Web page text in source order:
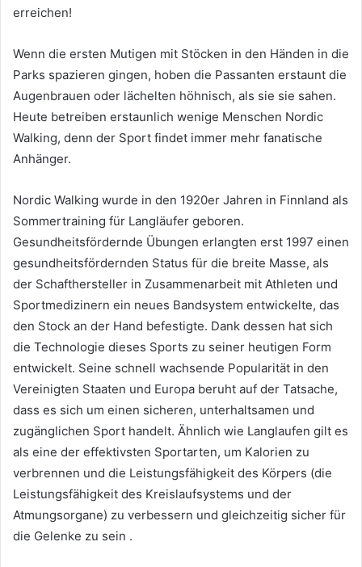
erreichen!
Wenn die ersten Mutigen mit Stöcken in den Händen in die
Parks spazieren gingen, hoben die Passanten erstaunt die
Augenbrauen oder lächelten höhnisch, als sie sie sahen.
Heute betreiben erstaunlich wenige Menschen Nordic
Walking, denn der Sport findet immer mehr fanatische
Anhänger.
Nordic Walking wurde in den 1920er Jahren in Finnland als
Sommertraining für Langläufer geboren.
Gesundheitsfördernde Übungen erlangten erst 1997 einen
gesundheitsfördernden Status für die breite Masse, als
der Schafthersteller in Zusammenarbeit mit Athleten und
Sportmedizinern ein neues Bandsystem entwickelte, das
den Stock an der Hand befestigte. Dank dessen hat sich
die Technologie dieses Sports zu seiner heutigen Form
entwickelt. Seine schnell wachsende Popularität in den
Vereinigten Staaten und Europa beruht auf der Tatsache,
dass es sich um einen sicheren, unterhaltsamen und
zugänglichen Sport handelt. Ähnlich wie Langlaufen gilt es
als eine der effektivsten Sportarten, um Kalorien zu
verbrennen und die Leistungsfähigkeit des Körpers (die
Leistungsfähigkeit des Kreislaufsystems und der
Atmungsorgane) zu verbessern und gleichzeitig sicher für
die Gelenke zu sein .